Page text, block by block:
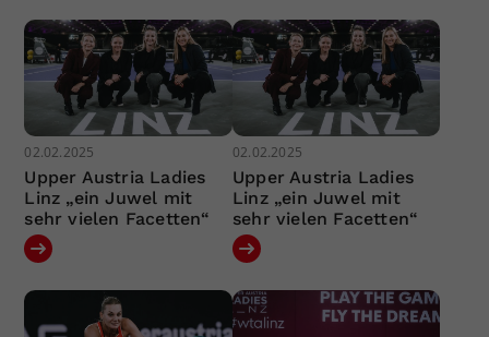
02.02.2025
Upper Austria Ladies
Linz „ein Juwel mit
sehr vielen Facetten“
02.02.2025
Upper Austria Ladies
Linz „ein Juwel mit
sehr vielen Facetten“